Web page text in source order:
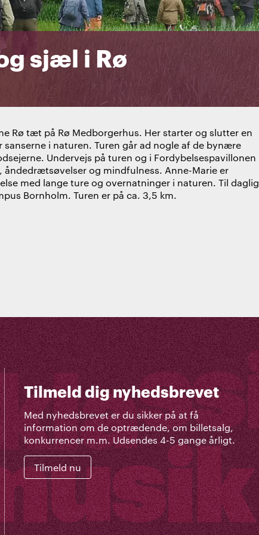
sjæl i Rø
Rø tæt på Rø Medborgerhus. Her starter og slutter en
i naturen. Turen går ad nogle af de bynære
Undervejs på turen og i Fordybelsespavillonen
og mindfulness. Anne-Marie er
med lange ture og overnatninger i naturen. Til daglig
Bornholm. Turen er på ca. 3,5 km.
Tilmeld dig nyhedsbrevet
Med nyhedsbrevet er du sikker på at få
information om de optrædende, om billetsalg,
konkurrencer m.m. Udsendes 4-5 gange årligt.
Tilmeld nu